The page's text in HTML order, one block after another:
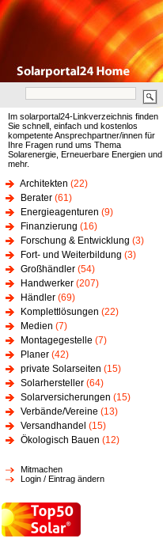
Im solarportal24-Linkverzeichnis finden
Sie schnell, einfach und kostenlos
kompetente Ansprechpartner/innen für
Ihre Fragen rund ums Thema
Solarenergie, Erneuerbare Energien und
mehr.
Architekten (22)
Berater (61)
Energieagenturen (9)
Finanzierung (16)
Forschung & Entwicklung (3)
Fort- und Weiterbildung (3)
Großhändler (54)
Handwerker (207)
Händler (69)
Komplettlösungen (22)
Medien (7)
Montagegestelle (7)
Planer (42)
private Solarseiten (15)
Solarhersteller (64)
Solarversicherungen (15)
Verbände/Vereine (13)
Versandhandel (15)
Ökologisch Bauen (12)
Mitmachen
Login / Eintrag ändern